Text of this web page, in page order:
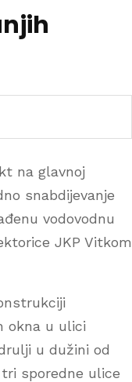
na glavnoj
snabdijevanje
vodovodnu
JKP Vitkom
okna u ulici
u dužini od
sporedne ulice